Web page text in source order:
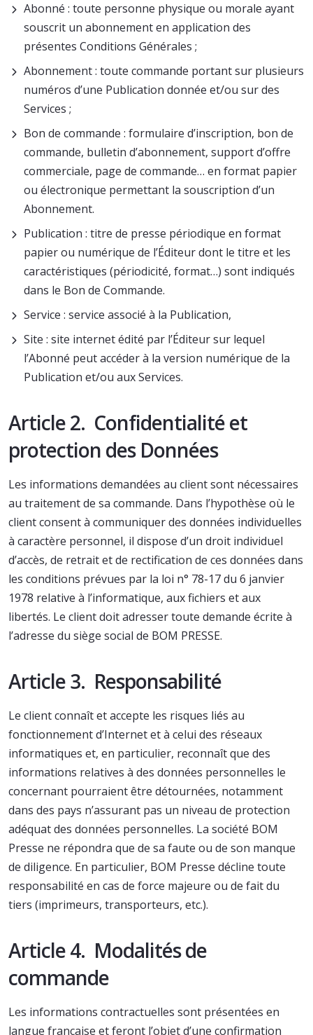
Abonné : toute personne physique ou morale ayant
souscrit un abonnement en application des
présentes Conditions Générales ;
Abonnement : toute commande portant sur plusieurs
numéros d’une Publication donnée et/ou sur des
Services ;
Bon de commande : formulaire d’inscription, bon de
commande, bulletin d’abonnement, support d’offre
commerciale, page de commande… en format papier
ou électronique permettant la souscription d’un
Abonnement.
Publication : titre de presse périodique en format
papier ou numérique de l’Éditeur dont le titre et les
caractéristiques (périodicité, format…) sont indiqués
dans le Bon de Commande.
Service : service associé à la Publication,
Site : site internet édité par l’Éditeur sur lequel
l’Abonné peut accéder à la version numérique de la
Publication et/ou aux Services.
Article 2. Confidentialité et
protection des Données
Les informations demandées au client sont nécessaires
au traitement de sa commande. Dans l’hypothèse où le
client consent à communiquer des données individuelles
à caractère personnel, il dispose d’un droit individuel
d’accès, de retrait et de rectification de ces données dans
les conditions prévues par la loi n° 78-17 du 6 janvier
1978 relative à l’informatique, aux fichiers et aux
libertés. Le client doit adresser toute demande écrite à
l’adresse du siège social de BOM PRESSE.
Article 3. Responsabilité
Le client connaît et accepte les risques liés au
fonctionnement d’Internet et à celui des réseaux
informatiques et, en particulier, reconnaît que des
informations relatives à des données personnelles le
concernant pourraient être détournées, notamment
dans des pays n’assurant pas un niveau de protection
adéquat des données personnelles. La société BOM
Presse ne répondra que de sa faute ou de son manque
de diligence. En particulier, BOM Presse décline toute
responsabilité en cas de force majeure ou de fait du
tiers (imprimeurs, transporteurs, etc.).
Article 4. Modalités de
commande
Les informations contractuelles sont présentées en
langue française et feront l’objet d’une confirmation